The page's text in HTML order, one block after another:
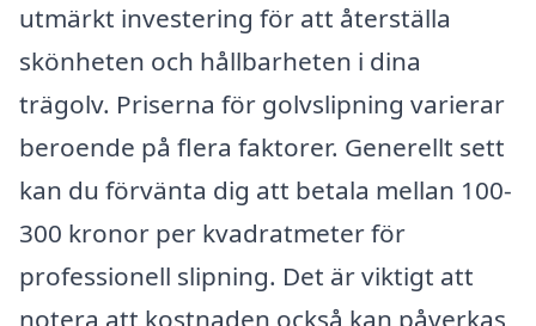
utmärkt investering för att återställa
skönheten och hållbarheten i dina
trägolv. Priserna för golvslipning varierar
beroende på flera faktorer. Generellt sett
kan du förvänta dig att betala mellan 100-
300 kronor per kvadratmeter för
professionell slipning. Det är viktigt att
notera att kostnaden också kan påverkas